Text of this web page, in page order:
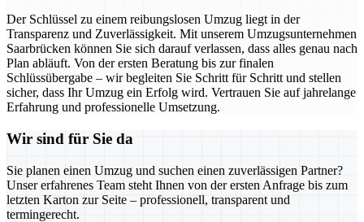
Der Schlüssel zu einem reibungslosen Umzug liegt in der
Transparenz und Zuverlässigkeit. Mit unserem Umzugsunternehmen
Saarbrücken können Sie sich darauf verlassen, dass alles genau nach
Plan abläuft. Von der ersten Beratung bis zur finalen
Schlüssübergabe – wir begleiten Sie Schritt für Schritt und stellen
sicher, dass Ihr Umzug ein Erfolg wird. Vertrauen Sie auf jahrelange
Erfahrung und professionelle Umsetzung.
Wir sind für Sie da
Sie planen einen Umzug und suchen einen zuverlässigen Partner?
Unser erfahrenes Team steht Ihnen von der ersten Anfrage bis zum
letzten Karton zur Seite – professionell, transparent und
termingerecht.